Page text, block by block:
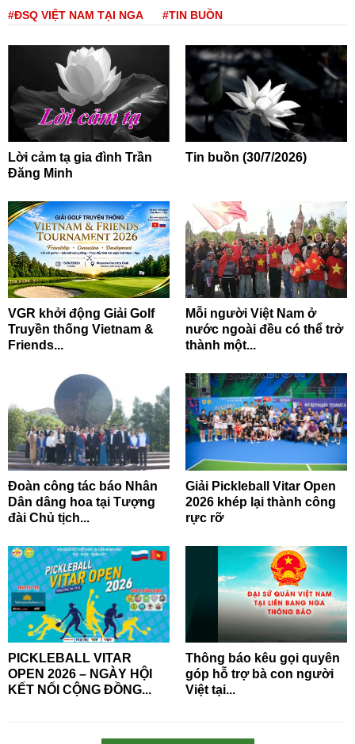
#ĐSQ VIỆT NAM TẠI NGA #TIN BUỒN
Lời cảm tạ gia đình Trần
Đăng Minh
Tin buồn (30/7/2026)
VGR khởi động Giải Golf
Truyền thống Vietnam &
Friends...
Mỗi người Việt Nam ở
nước ngoài đều có thể trở
thành một...
Đoàn công tác báo Nhân
Dân dâng hoa tại Tượng
đài Chủ tịch...
Giải Pickleball Vitar Open
2026 khép lại thành công
rực rỡ
PICKLEBALL VITAR
OPEN 2026 – NGÀY HỘI
KẾT NỐI CỘNG ĐỒNG...
Thông báo kêu gọi quyên
góp hỗ trợ bà con người
Việt tại...